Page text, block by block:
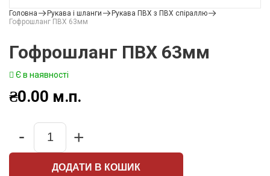
Головна Рукава і шланги
Рукава ПВХ з ПВХ спіраллю
Гофрошланг ПВХ 63мм
Гофрошланг ПВХ 63мм
Є в наявності
₴0.00 м.п.
Quantity
- +
ДОДАТИ В КОШИК